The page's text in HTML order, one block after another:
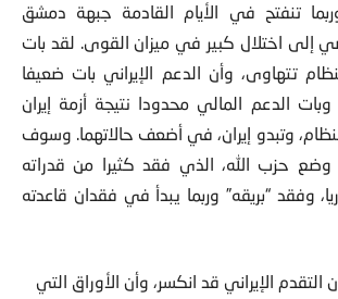
تنفتح في الأيام القادمة جبهة دمشق
إلى اختلال كبير في ميزان القوى. لقد بات
تتهاوى، وأن الدعم الإيراني بات ضعيفا
الدعم المالي محدودا نتيجة أزمة إيران
النظام، وتبدو إيران، في أضعف حالاتهما. وسوف
حزب الله، الذي فقد كثيرا من قدراته
وفقد “بريقه” وربما يبدأ في فقدان قاعدته
الإيراني قد انكسر، وأن الأوراق التي